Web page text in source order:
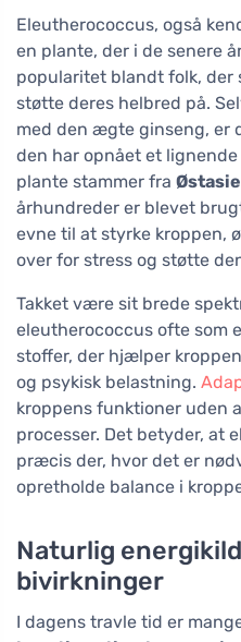
Eleutherococcus, også
en plante, der i de senere
popularitet blandt folk, der
støtte deres helbred på.
med den ægte ginseng, er
den har opnået et
plante stammer fra
århundreder er blevet
evne til at styrke kroppen,
over for stress og støtte
Takket være sit brede
eleutherococcus ofte som
stoffer, der hjælper
og psykisk belastning.
kroppens funktioner uden
processer. Det betyder, at
præcis der, hvor det er
opretholde balance i
Naturlig
bivirkninger
I dagens travle tid er